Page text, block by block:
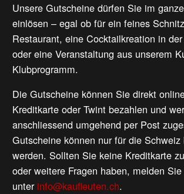
Unsere Gutscheine dürfen Sie im
einlösen – egal ob für ein feines
Restaurant, eine Cocktailkreation in
oder eine Veranstaltung aus unserem
Klubprogramm.
Die Gutscheine können Sie direkt
Kreditkarte oder Twint bezahlen und
anschliessend umgehend per Post
Gutscheine können nur für die
werden. Sollten Sie keine Kreditkarte
oder weitere Fragen haben, melden
unter info@kaufleuten.ch.